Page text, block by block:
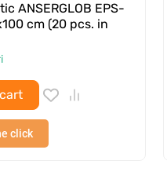
ANSERGLOB EPS-
cm (20 pcs. in
click